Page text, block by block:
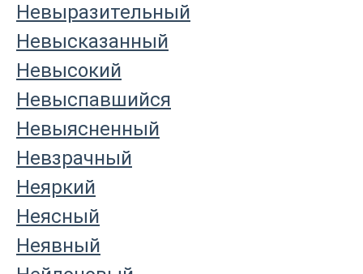
Невыразительный
Невысказанный
Невысокий
Невыспавшийся
Невыясненный
Невзрачный
Неяркий
Неясный
Неявный